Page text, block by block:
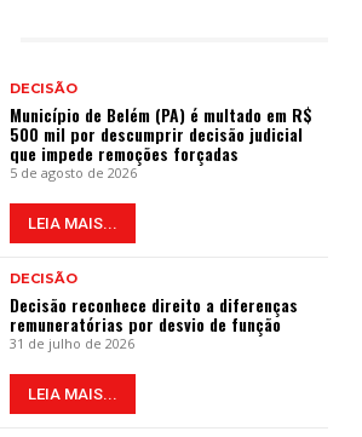
DECISÃO
Município de Belém (PA) é multado em R$
500 mil por descumprir decisão judicial
que impede remoções forçadas
5 de agosto de 2026
LEIA MAIS...
DECISÃO
Decisão reconhece direito a diferenças
remuneratórias por desvio de função
31 de julho de 2026
LEIA MAIS...